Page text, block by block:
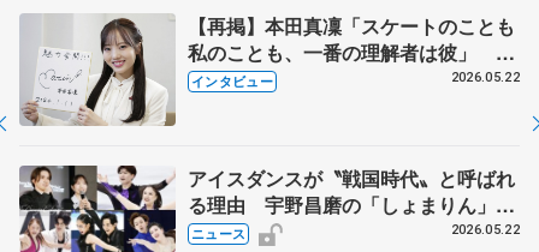
【再掲】本田真凜「スケートのことも
私のことも、一番の理解者は彼」 引
退時の単独インタビューで語った競技
インタビュー 2026.05.22
アイスダンスが〝戦国時代〟と呼ばれ
る理由 宇野昌磨の「しょまりん」ら
実力者が相次いで参戦 国内の競争激
ニュース 2026.05.22